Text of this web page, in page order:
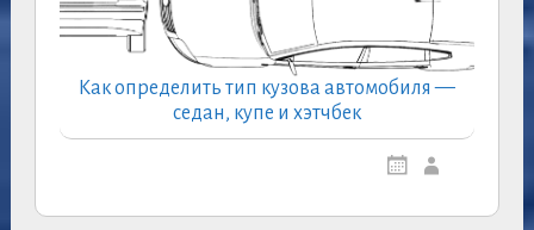
Как определить тип кузова автомобиля —
седан, купе и хэтчбек